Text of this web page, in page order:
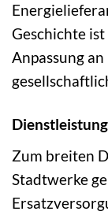
Geschichte
Anpassung
Zum breiten
Stadtwerke